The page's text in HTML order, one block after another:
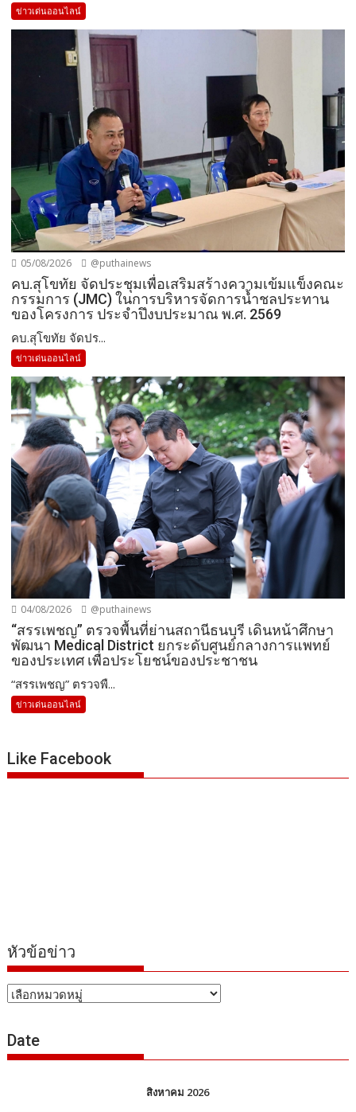
ข่าวเด่นออนไลน์
05/08/2026 @puthainews
คบ.สุโขทัย จัดประชุมเพื่อเสริมสร้างความเข้มแข็งคณะ
กรรมการ (JMC) ในการบริหารจัดการน้ำชลประทาน
ของโครงการ ประจำปึงบประมาณ พ.ศ. 2569
คบ.สุโขทัย จัดปร...
ข่าวเด่นออนไลน์
04/08/2026 @puthainews
“สรรเพชญ” ตรวจพื้นที่ย่านสถานีธนบุรี เดินหน้าศึกษา
พัฒนา Medical District ยกระดับศูนย์กลางการแพทย์
ของประเทศ เพื่อประโยชน์ของประชาชน
“สรรเพชญ” ตรวจพื...
ข่าวเด่นออนไลน์
Like Facebook
หัวข้อข่าว
หัวข้อ
Date
สิงหาคม 2026